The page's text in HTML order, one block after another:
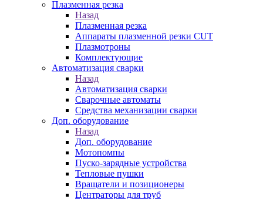
Плазменная резка
Назад
Плазменная резка
Аппараты плазменной резки CUT
Плазмотроны
Комплектующие
Автоматизация сварки
Назад
Автоматизация сварки
Сварочные автоматы
Средства механизации сварки
Доп. оборудование
Назад
Доп. оборудование
Мотопомпы
Пуско-зарядные устройства
Тепловые пушки
Вращатели и позиционеры
Центраторы для труб